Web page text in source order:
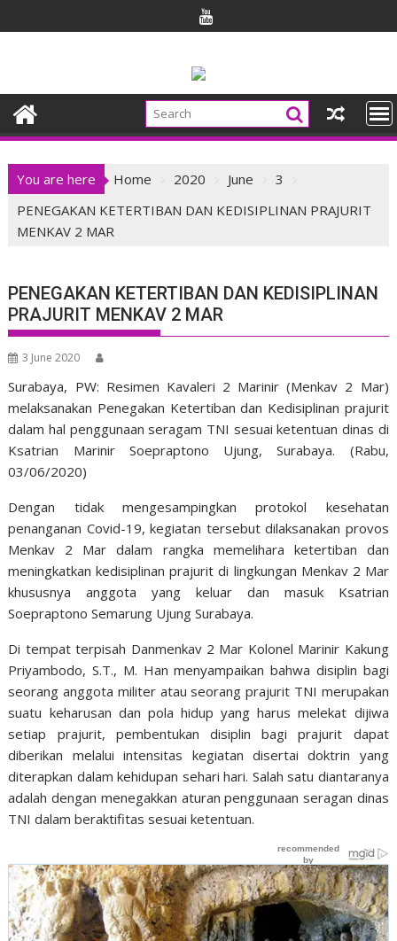
to
You are here Home 2020 June
3
PENEGAKAN KETERTIBAN DAN KEDISIPLINAN PRAJURIT
MENKAV 2 MAR
PENEGAKAN KETERTIBAN DAN KEDISIPLINAN
PRAJURIT MENKAV 2 MAR
3 June 2020
Surabaya, PW: Resimen Kavaleri 2 Marinir (Menkav 2 Mar)
melaksanakan Penegakan Ketertiban dan Kedisiplinan prajurit
dalam hal penggunaan seragam TNI sesuai ketentuan dinas di
Ksatrian Marinir Soepraptono Ujung, Surabaya. (Rabu,
03/06/2020)
Dengan tidak mengesampingkan protokol kesehatan
penanganan Covid-19, kegiatan tersebut dilaksanakan provos
Menkav 2 Mar dalam rangka memelihara ketertiban dan
meningkatkan kedisiplinan prajurit di lingkungan Menkav 2 Mar
khususnya anggota yang keluar dan masuk Ksatrian
Soepraptono Semarung Ujung Surabaya.
Di tempat terpisah Danmenkav 2 Mar Kolonel Marinir Kakung
Priyambodo, S.T., M. Han menyampaikan bahwa disiplin bagi
seorang anggota militer atau seorang prajurit TNI merupakan
suatu keharusan dan pola hidup yang harus melekat dijiwa
setiap prajurit, pembentukan disiplin bagi prajurit dapat
diberikan melalui intensitas kegiatan disertai doktrin yang
diterapkan dalam kehidupan sehari hari. Salah satu diantaranya
adalah dengan menegakkan aturan penggunaan seragan dinas
TNI dalam beraktifitas sesuai ketentuan.